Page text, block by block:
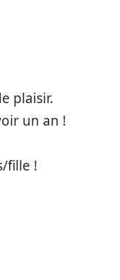
plaisir.
un an !
fille !